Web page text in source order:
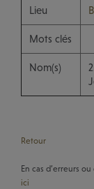
Lieu
Mots clés
Nom(s)
Retour
En cas d’erreurs
ici